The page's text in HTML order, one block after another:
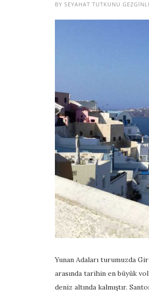
BY SEYAHAT TUTKUNU
Yunan Adaları turumuzda
arasında tarihin en büyük
deniz altında kalmıştır.